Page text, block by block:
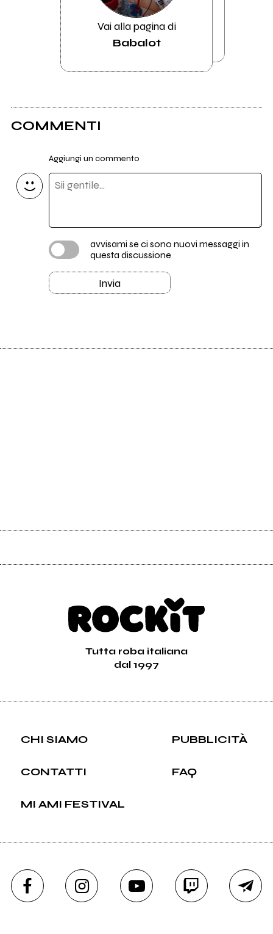
Vai alla pagina di
Babalot
COMMENTI
Aggiungi un commento
avvisami se ci sono nuovi messaggi in
questa discussione
Invia
Tutta roba italiana
dal 1997
CHI SIAMO PUBBLICITÀ
CONTATTI FAQ
MI AMI FESTIVAL